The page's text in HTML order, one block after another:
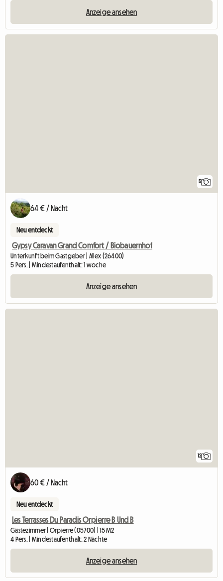
Anzeige ansehen
5
64 € / Nacht
Neu entdeckt
Gypsy Caravan Grand Comfort / Biobauernhof
Unterkunft beim Gastgeber | Allex (26400)
5 Pers. | Mindestaufenthalt: 1 woche
Anzeige ansehen
12
60 € / Nacht
Neu entdeckt
Les Terrasses Du Paradis Orpierre B Und B
Gästezimmer | Orpierre (05700) | 15 M2
4 Pers. | Mindestaufenthalt: 2 Nächte
Anzeige ansehen